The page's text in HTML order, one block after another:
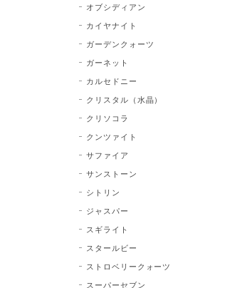
オブシディアン
カイヤナイト
ガーデンクォーツ
ガーネット
カルセドニー
クリスタル（水晶）
クリソコラ
クンツァイト
サファイア
サンストーン
シトリン
ジャスパー
スギライト
スタールビー
ストロベリークォーツ
スーパーセブン